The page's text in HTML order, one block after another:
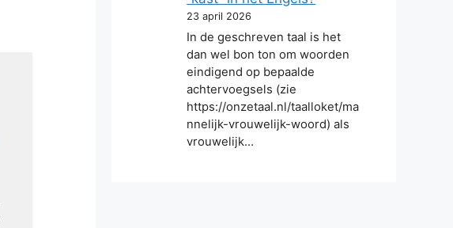
23 april 2026
In de geschreven taal is het
dan wel bon ton om woorden
eindigend op bepaalde
achtervoegsels (zie
https://onzetaal.nl/taalloket/ma
nnelijk-vrouwelijk-woord) als
vrouwelijk…